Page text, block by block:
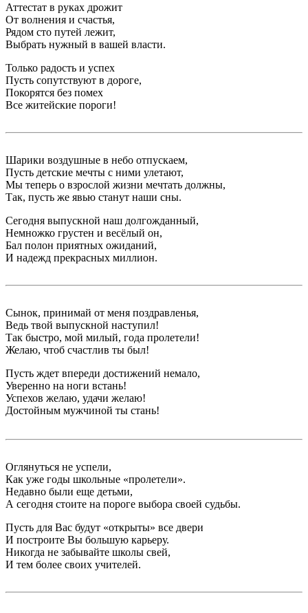
Аттестат в руках дрожит
От волнения и счастья,
Рядом сто путей лежит,
Выбрать нужный в вашей власти.
Только радость и успех
Пусть сопутствуют в дороге,
Покорятся без помех
Все житейские пороги!
Шарики воздушные в небо отпускаем,
Пусть детские мечты с ними улетают,
Мы теперь о взрослой жизни мечтать должны,
Так, пусть же явью станут наши сны.
Сегодня выпускной наш долгожданный,
Немножко грустен и весёлый он,
Бал полон приятных ожиданий,
И надежд прекрасных миллион.
Сынок, принимай от меня поздравленья,
Ведь твой выпускной наступил!
Так быстро, мой милый, года пролетели!
Желаю, чтоб счастлив ты был!
Пусть ждет впереди достижений немало,
Уверенно на ноги встань!
Успехов желаю, удачи желаю!
Достойным мужчиной ты стань!
Оглянуться не успели,
Как уже годы школьные «пролетели».
Недавно были еще детьми,
А сегодня стоите на пороге выбора своей судьбы.
Пусть для Вас будут «открыты» все двери
И построите Вы большую карьеру.
Никогда не забывайте школы свей,
И тем более своих учителей.